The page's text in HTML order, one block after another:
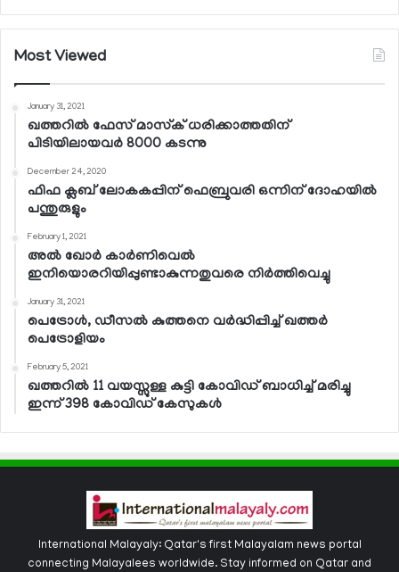
Most Viewed
January 31, 2021
ഖത്തറില്‍ ഫേസ് മാസ്‌ക് ധരിക്കാത്തതിന്
പിടിയിലായവര്‍ 8000 കടന്നു
December 24, 2020
ഫിഫ ക്ലബ് ലോകകപ്പിന് ഫെബ്രുവരി ഒന്നിന് ദോഹയില്‍
പന്തുരുളും
February 1, 2021
അല്‍ ഖോര്‍ കാര്‍ണിവെല്‍
ഇനിയൊരറിയിപ്പുണ്ടാകുന്നതുവരെ നിര്‍ത്തിവെച്ചു
January 31, 2021
പെട്രോള്‍, ഡീസല്‍ കുത്തനെ വര്‍ദ്ധിപ്പിച്ച് ഖത്തര്‍
പെട്രോളിയം
February 5, 2021
ഖത്തറില്‍ 11 വയസ്സുള്ള കുട്ടി കോവിഡ് ബാധിച്ച് മരിച്ചു
ഇന്ന് 398 കോവിഡ് കേസുകള്‍
International Malayaly: Qatar's first Malayalam news portal
connecting Malayalees worldwide. Stay informed on Qatar and